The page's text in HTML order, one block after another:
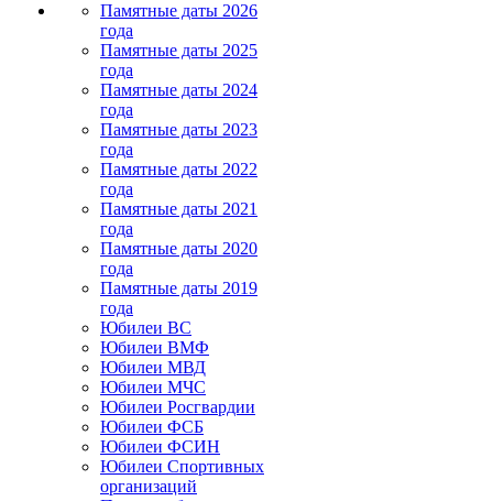
Памятные даты 2026
года
Памятные даты 2025
года
Памятные даты 2024
года
Памятные даты 2023
года
Памятные даты 2022
года
Памятные даты 2021
года
Памятные даты 2020
года
Памятные даты 2019
года
Юбилеи ВС
Юбилеи ВМФ
Юбилеи МВД
Юбилеи МЧС
Юбилеи Росгвардии
Юбилеи ФСБ
Юбилеи ФСИН
Юбилеи Спортивных
организаций